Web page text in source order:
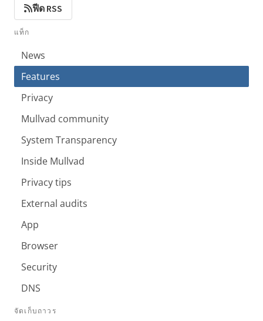
ฟีด RSS
แท็ก
News
Features
Privacy
Mullvad community
System Transparency
Inside Mullvad
Privacy tips
External audits
App
Browser
Security
DNS
จัดเก็บถาวร